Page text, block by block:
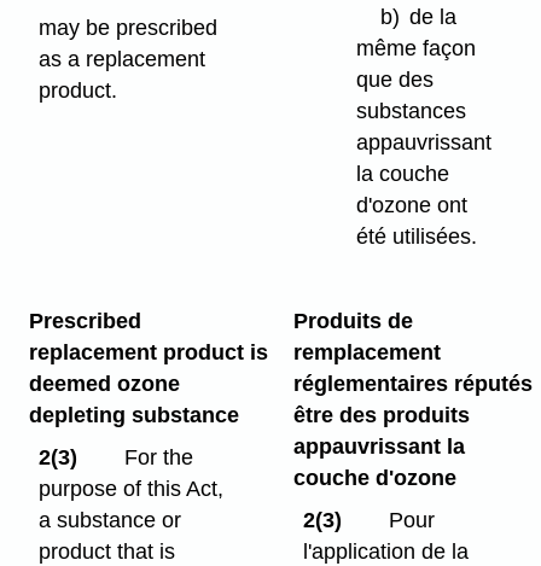
may be prescribed
as a replacement
product.
b) de la
même façon
que des
substances
appauvrissant
la couche
d'ozone ont
été utilisées.
Prescribed
replacement product is
deemed ozone
depleting substance
2(3)
For the
purpose of this Act,
a substance or
product that is
Produits de
remplacement
réglementaires réputés
être des produits
appauvrissant la
couche d'ozone
2(3)
Pour
l'application de la